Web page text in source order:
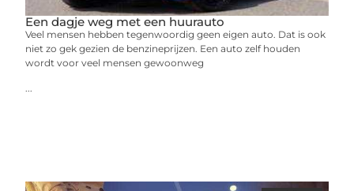
Een dagje weg met een huurauto
Veel mensen hebben tegenwoordig geen eigen auto. Dat is ook
niet zo gek gezien de benzineprijzen. Een auto zelf houden
wordt voor veel mensen gewoonweg